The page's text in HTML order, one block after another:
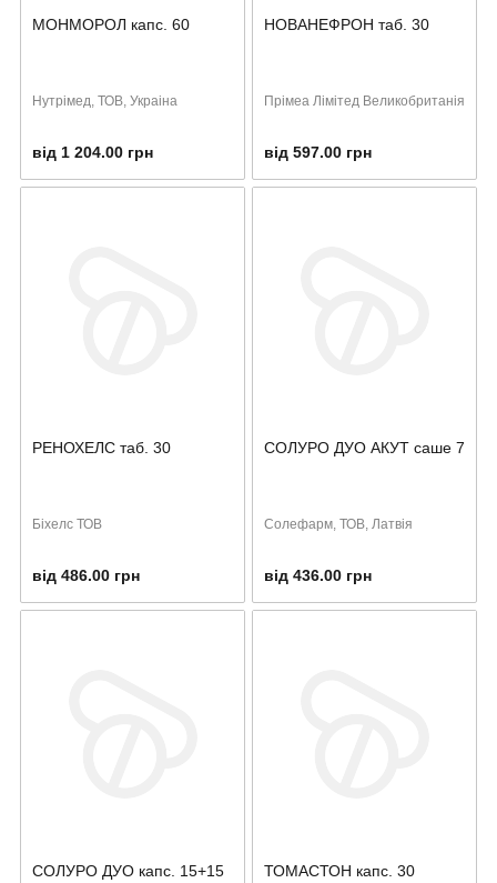
МОНМОРОЛ капс. 60
Нутрімед, ТОВ, Украіна
від 1 204.00 грн
НОВАНЕФРОН таб. 30
Прімеа Лімітед Великобританія
від 597.00 грн
РЕНОХЕЛС таб. 30
Біхелс ТОВ
від 486.00 грн
СОЛУРО ДУО АКУТ саше 7
Солефарм, ТОВ, Латвія
від 436.00 грн
СОЛУРО ДУО капс. 15+15 ТОМАСТОН капс. 30